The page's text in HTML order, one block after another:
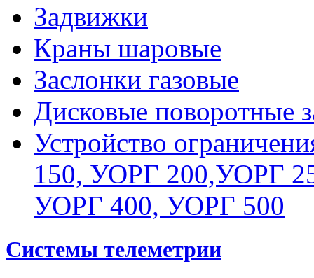
Задвижки
Краны шаровые
Заслонки газовые
Дисковые поворотные
Устройство
150, УОРГ 200,УОРГ
УОРГ 400, УОРГ 500
Системы телеметрии